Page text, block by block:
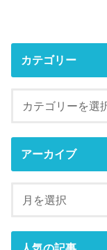
カテゴリー
アーカイブ